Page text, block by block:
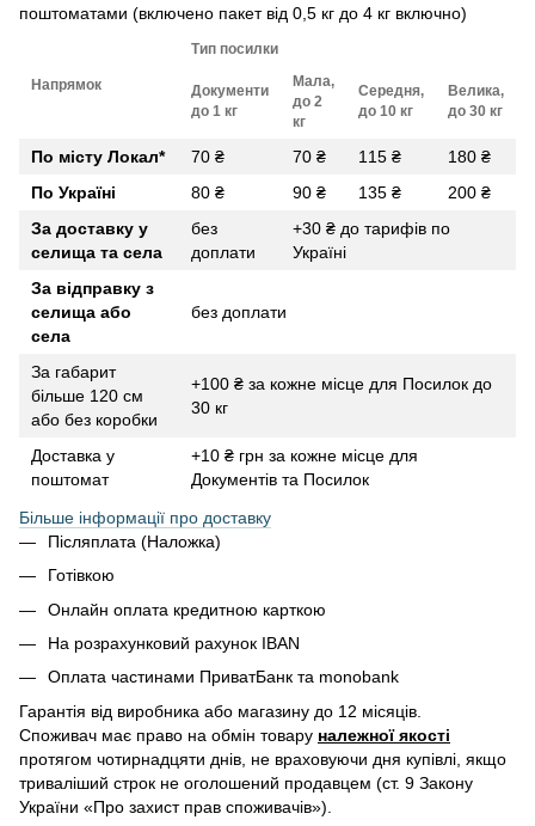
поштоматами (включено пакет від 0,5 кг до 4 кг включно)
Напрямок
Тип посилки
Документи
до 1 кг
Мала,
до 2
кг
Середня,
до 10 кг
Велика,
до 30 кг
По місту Локал* 70 ₴ 70 ₴ 115 ₴
180 ₴
По Україні
80 ₴ 90 ₴ 135 ₴
200 ₴
За доставку у
селища та села
без
доплати
+30 ₴ до тарифів по
Україні
За відправку з
селища або
села
без доплати
За габарит
більше 120 см
або без коробки
+100 ₴ за кожне місце для Посилок до
30 кг
Доставка у
поштомат
+10 ₴ грн за кожне місце для
Документів та Посилок
Більше інформації про доставку
Післяплата (Наложка)
Готівкою
Онлайн оплата кредитною карткою
На розрахунковий рахунок IBAN
Оплата частинами ПриватБанк та monobank
Гарантія від виробника або магазину до 12 місяців.
Споживач має право на обмін товару належної якості
протягом чотирнадцяти днів, не враховуючи дня купівлі, якщо
триваліший строк не оголошений продавцем (ст. 9 Закону
України «Про захист прав споживачів»).